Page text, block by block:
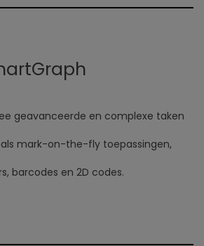
geavanceerde en complexe taken
mark-on-the-fly toepassingen,
barcodes en 2D codes.